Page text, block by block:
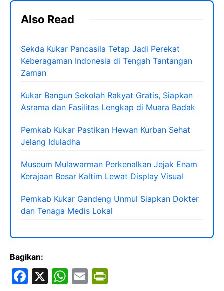
Also Read
Sekda Kukar Pancasila Tetap Jadi Perekat
Keberagaman Indonesia di Tengah Tantangan
Zaman
Kukar Bangun Sekolah Rakyat Gratis, Siapkan
Asrama dan Fasilitas Lengkap di Muara Badak
Pemkab Kukar Pastikan Hewan Kurban Sehat
Jelang Iduladha
Museum Mulawarman Perkenalkan Jejak Enam
Kerajaan Besar Kaltim Lewat Display Visual
Pemkab Kukar Gandeng Unmul Siapkan Dokter
dan Tenaga Medis Lokal
Bagikan:
F
X
W E